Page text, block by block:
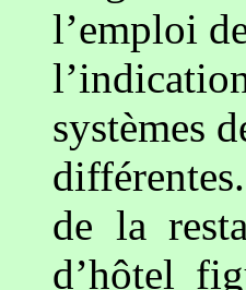
l’emploi
systèmes
de la
d’hôtel